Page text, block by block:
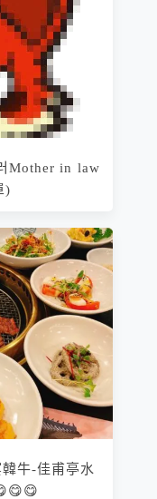
Mother in law
)
牛-佳甫亭水